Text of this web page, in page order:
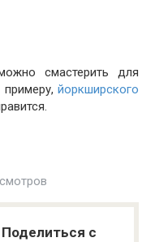
смастерить для
йоркширского
с